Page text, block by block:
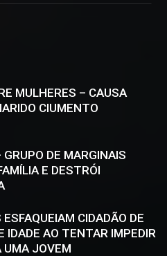
MULHERES – CAUSA
CIUMENTO
DE MARGINAIS
E DESTRÓI
CIDADÃO DE
IDADE AO TENTAR IMPEDIR
UMA JOVEM